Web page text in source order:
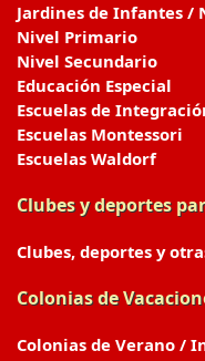
Jardines de Infantes /
Nivel Primario
Nivel Secundario
Educación Especial
Escuelas de
Escuelas Montessori
Escuelas Waldorf
Clubes y deportes
Clubes, deportes y
Colonias de
Colonias de Verano /